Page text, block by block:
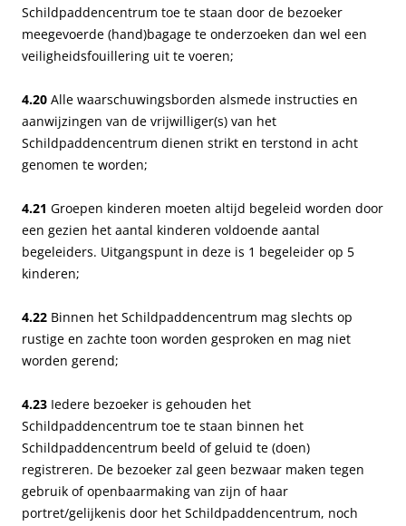
Schildpaddencentrum toe te staan door de bezoeker
meegevoerde (hand)bagage te onderzoeken dan wel een
veiligheidsfouillering uit te voeren;
4.20 Alle waarschuwingsborden alsmede instructies en
aanwijzingen van de vrijwilliger(s) van het
Schildpaddencentrum dienen strikt en terstond in acht
genomen te worden;
4.21 Groepen kinderen moeten altijd begeleid worden door
een gezien het aantal kinderen voldoende aantal
begeleiders. Uitgangspunt in deze is 1 begeleider op 5
kinderen;
4.22 Binnen het Schildpaddencentrum mag slechts op
rustige en zachte toon worden gesproken en mag niet
worden gerend;
4.23 Iedere bezoeker is gehouden het
Schildpaddencentrum toe te staan binnen het
Schildpaddencentrum beeld of geluid te (doen)
registreren. De bezoeker zal geen bezwaar maken tegen
gebruik of openbaarmaking van zijn of haar
portret/gelijkenis door het Schildpaddencentrum, noch